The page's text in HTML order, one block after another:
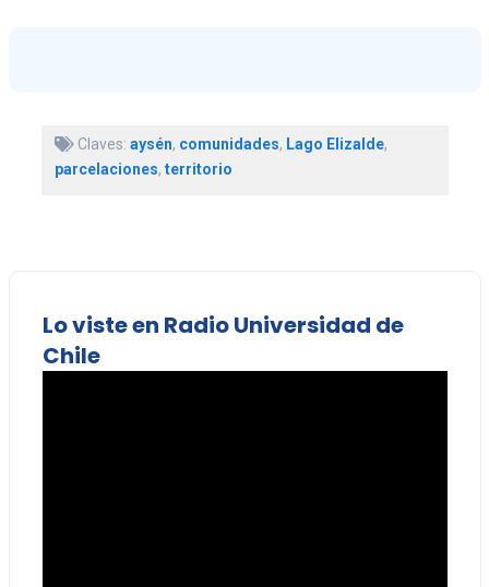
Claves: aysén, comunidades, Lago Elizalde,
parcelaciones, territorio
Lo viste en Radio Universidad de
Chile